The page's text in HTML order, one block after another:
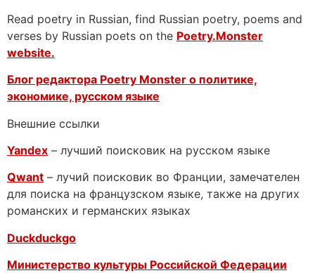
Read poetry in Russian, find Russian poetry, poems and
verses by Russian poets on the Poetry.Monster
website.
Блог редактора Poetry Monster о политике,
экономике, русском языке
Внешние ссылки
Yandex – лучший поисковик на русском языке
Qwant – лучий поисковик во Франции, замечателен
для поиска на французском языке, также на других
романских и германских языках
Duckduckgo
Министерство культуры Российской Федерации